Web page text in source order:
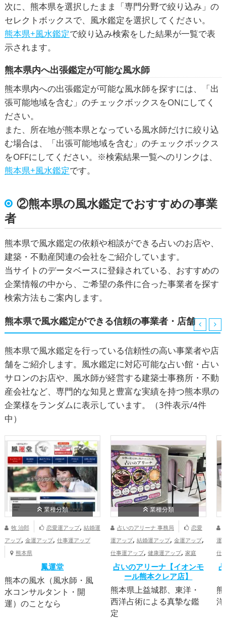
次に、熊本県を選択したまま「専門分野で絞り込み」の
セレクトボックスで、風水鑑定を選択してください。
熊本県+風水鑑定で絞り込み検索をした結果が一覧で表
示されます。
熊本県内へ出張鑑定が可能な風水師
熊本県内への出張鑑定が可能な風水師を探すには、「出
張可能地域を含む」のチェックボックスをONにしてく
ださい。
また、所在地が熊本県となっている風水師だけに絞り込
む場合は、「出張可能地域を含む」のチェックボックス
をOFFにしてください。※検索結果一覧へのリンクは、
熊本県+風水鑑定です。
②熊本県の風水鑑定でおすすめの事業
者
熊本県で風水鑑定の依頼や相談ができる占いのお店や、
建築・不動産関連の会社をご紹介しています。
当サイトのデータベースに登録されている、おすすめの
企業情報の中から、ご希望の条件に合った事業者を探す
検索方法もご案内します。
熊本県で風水鑑定ができる信頼の事業者・店舗
熊本県で風水鑑定を行っている信頼性の高い事業者や店
舗をご紹介します。風水鑑定に対応可能な占い館・占い
サロンのお店や、風水師が経営する建築士事務所・不動
産会社など、専門的な知見と豊富な実績を持つ熊本県の
企業様をランダムに表示しています。
（3件表示/4件
中）
業種分類
牧 治郎 恋愛運アップ, 結婚運
アップ, 金運アップ, 仕事運アップ
熊本県
鳳運堂
熊本の風水（風水師・風
水コンサルタント・開
運）のことなら
業種分類
占いのアリーナ 事務局
恋愛
運アップ, 結婚運アップ, 金運アップ,
仕事運アップ, 健康運アップ, 家庭
運・家族運アップ,総合運・全体運ア
熊本県
占いのアリーナ【イオンモ
ール熊本クレア店】
熊本県上益城郡、東洋・
西洋占術による真摯な鑑
定
運
仕
運